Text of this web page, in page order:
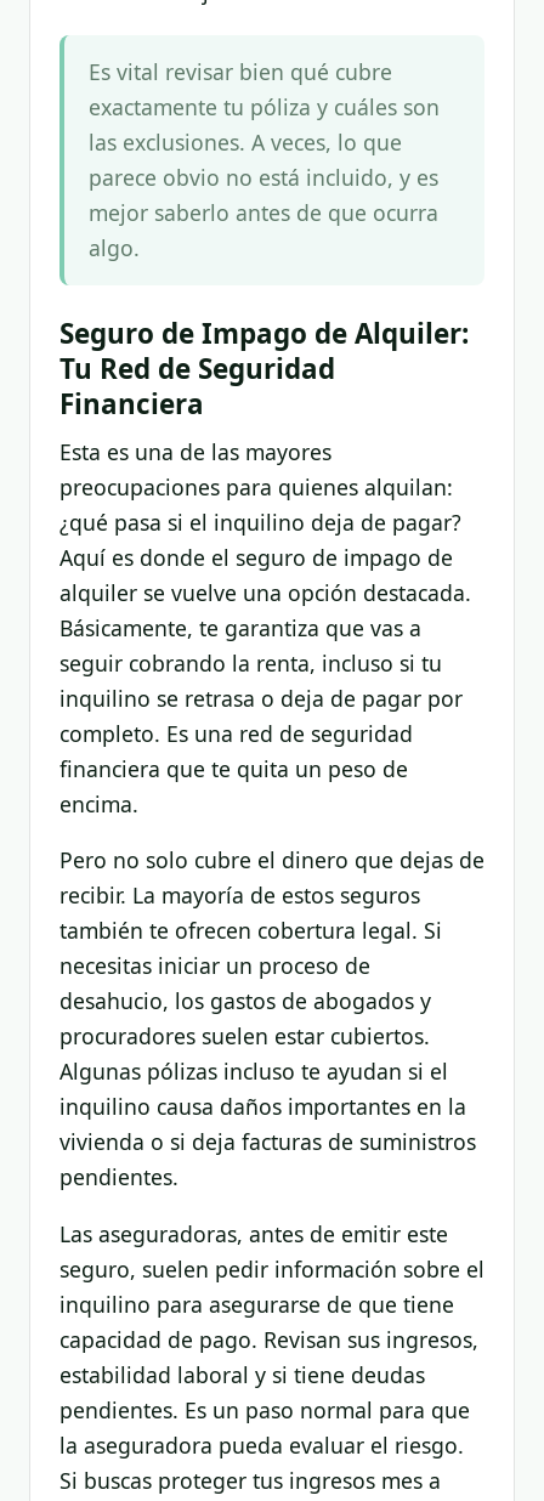
Es vital revisar bien qué cubre
exactamente tu póliza y cuáles son
las exclusiones. A veces, lo que
parece obvio no está incluido, y es
mejor saberlo antes de que ocurra
algo.
Seguro de Impago de Alquiler:
Tu Red de Seguridad
Financiera
Esta es una de las mayores
preocupaciones para quienes alquilan:
¿qué pasa si el inquilino deja de pagar?
Aquí es donde el seguro de impago de
alquiler se vuelve una opción destacada.
Básicamente, te garantiza que vas a
seguir cobrando la renta, incluso si tu
inquilino se retrasa o deja de pagar por
completo. Es una red de seguridad
financiera que te quita un peso de
encima.
Pero no solo cubre el dinero que dejas de
recibir. La mayoría de estos seguros
también te ofrecen cobertura legal. Si
necesitas iniciar un proceso de
desahucio, los gastos de abogados y
procuradores suelen estar cubiertos.
Algunas pólizas incluso te ayudan si el
inquilino causa daños importantes en la
vivienda o si deja facturas de suministros
pendientes.
Las aseguradoras, antes de emitir este
seguro, suelen pedir información sobre el
inquilino para asegurarse de que tiene
capacidad de pago. Revisan sus ingresos,
estabilidad laboral y si tiene deudas
pendientes. Es un paso normal para que
la aseguradora pueda evaluar el riesgo.
Si buscas proteger tus ingresos mes a